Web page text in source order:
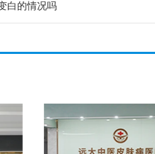
白的情况吗